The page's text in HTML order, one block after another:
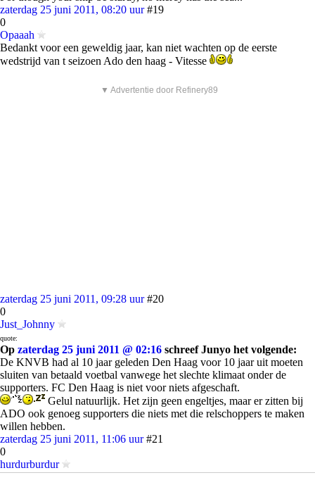
zaterdag 25 juni 2011, 08:20 uur #19
0
Opaaah
Bedankt voor een geweldig jaar, kan niet wachten op de eerste
wedstrijd van t seizoen Ado den haag - Vitesse
▼ Advertentie door Refinery89
zaterdag 25 juni 2011, 09:28 uur #20
0
Just_Johnny
quote:
Op zaterdag 25 juni 2011 @ 02:16 schreef Junyo het volgende:
De KNVB had al 10 jaar geleden Den Haag voor 10 jaar uit moeten
sluiten van betaald voetbal vanwege het slechte klimaat onder de
supporters. FC Den Haag is niet voor niets afgeschaft.
Gelul natuurlijk. Het zijn geen engeltjes, maar er zitten bij
ADO ook genoeg supporters die niets met die relschoppers te maken
willen hebben.
zaterdag 25 juni 2011, 11:06 uur #21
0
hurdurburdur